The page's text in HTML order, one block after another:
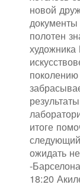
новой
полотен
итоге
ожидать
-
18:20